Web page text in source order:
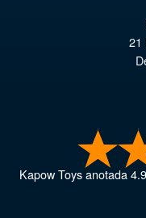
21
Kapow Toysanotada4.9